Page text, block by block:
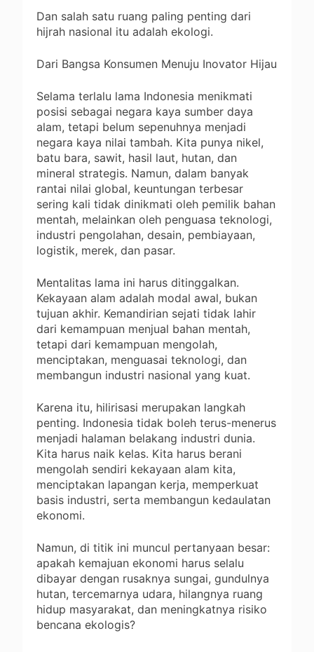
Dan salah satu ruang paling penting dari
hijrah nasional itu adalah ekologi.
Dari Bangsa Konsumen Menuju Inovator Hijau
Selama terlalu lama Indonesia menikmati
posisi sebagai negara kaya sumber daya
alam, tetapi belum sepenuhnya menjadi
negara kaya nilai tambah. Kita punya nikel,
batu bara, sawit, hasil laut, hutan, dan
mineral strategis. Namun, dalam banyak
rantai nilai global, keuntungan terbesar
sering kali tidak dinikmati oleh pemilik bahan
mentah, melainkan oleh penguasa teknologi,
industri pengolahan, desain, pembiayaan,
logistik, merek, dan pasar.
Mentalitas lama ini harus ditinggalkan.
Kekayaan alam adalah modal awal, bukan
tujuan akhir. Kemandirian sejati tidak lahir
dari kemampuan menjual bahan mentah,
tetapi dari kemampuan mengolah,
menciptakan, menguasai teknologi, dan
membangun industri nasional yang kuat.
Karena itu, hilirisasi merupakan langkah
penting. Indonesia tidak boleh terus-menerus
menjadi halaman belakang industri dunia.
Kita harus naik kelas. Kita harus berani
mengolah sendiri kekayaan alam kita,
menciptakan lapangan kerja, memperkuat
basis industri, serta membangun kedaulatan
ekonomi.
Namun, di titik ini muncul pertanyaan besar:
apakah kemajuan ekonomi harus selalu
dibayar dengan rusaknya sungai, gundulnya
hutan, tercemarnya udara, hilangnya ruang
hidup masyarakat, dan meningkatnya risiko
bencana ekologis?